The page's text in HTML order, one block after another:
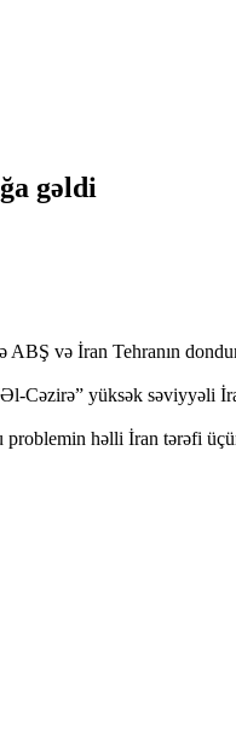
gəldi
və İran Tehranın
Cəzirə” yüksək səviyyəli
həlli İran tərəfi